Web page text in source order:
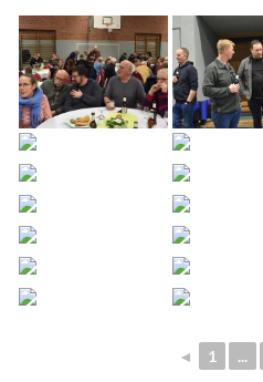
◄ 1 ...